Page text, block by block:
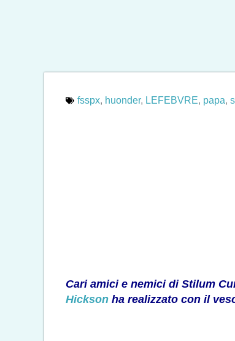
fsspx, huonder, LEFEBVRE, papa,
Cari amici e nemici di Stilum
Hickson ha realizzato con il